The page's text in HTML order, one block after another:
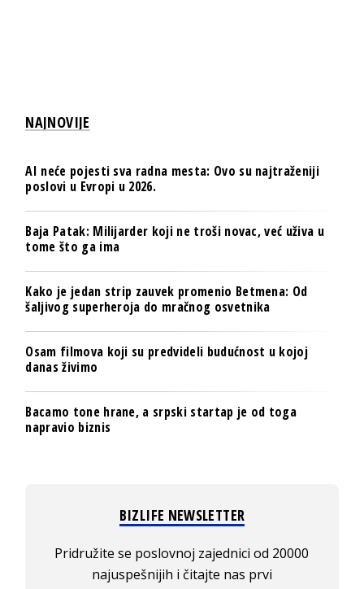
NAJNOVIJE
AI neće pojesti sva radna mesta: Ovo su najtraženiji
poslovi u Evropi u 2026.
Baja Patak: Milijarder koji ne troši novac, već uživa u
tome što ga ima
Kako je jedan strip zauvek promenio Betmena: Od
šaljivog superheroja do mračnog osvetnika
Osam filmova koji su predvideli budućnost u kojoj
danas živimo
Bacamo tone hrane, a srpski startap je od toga
napravio biznis
BIZLIFE NEWSLETTER
Pridružite se poslovnoj zajednici od 20000
najuspešnijih i čitajte nas prvi